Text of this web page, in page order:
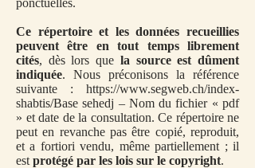
ponctuelles.
Ce répertoire et les données recueillies
peuvent être en tout temps librement
cités, dès lors que la source est dûment
indiquée. Nous préconisons la référence
suivante : https://www.segweb.ch/index-
shabtis/Base sehedj – Nom du fichier « pdf
» et date de la consultation. Ce répertoire ne
peut en revanche pas être copié, reproduit,
et a fortiori vendu, même partiellement ; il
est protégé par les lois sur le copyright.